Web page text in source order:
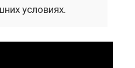
условиях.